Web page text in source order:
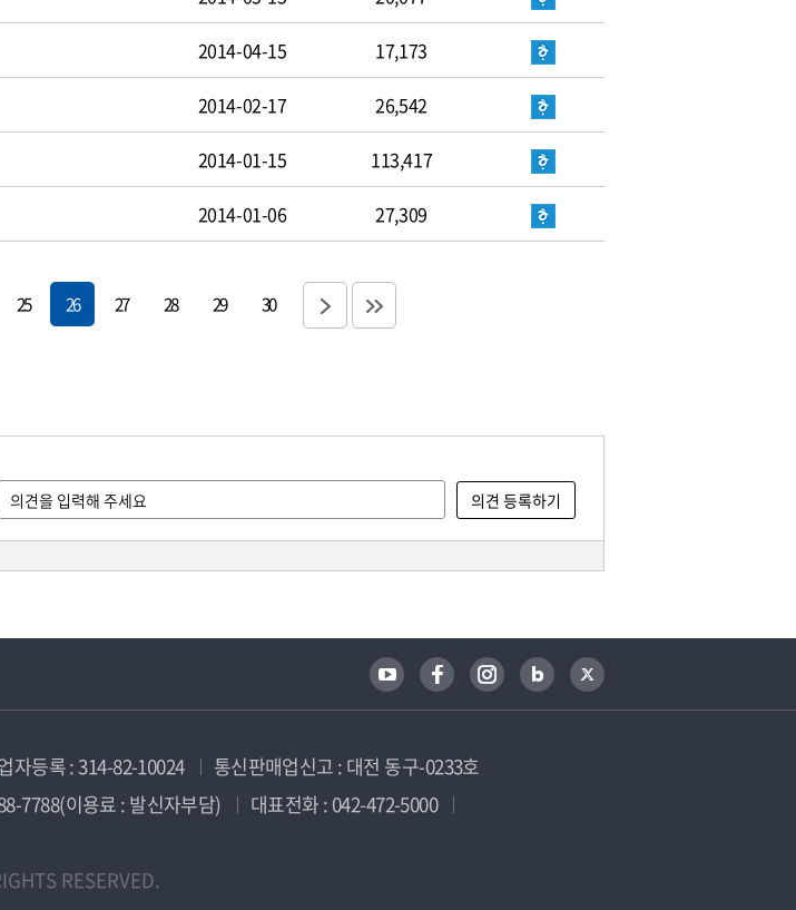
2014-04-15 17,173
2014-02-17 26,542
2014-01-15 113,417
2014-01-06 27,309
25 26 27 28 29 30
자등록 : 314-82-10024
통신판매업신고 : 대전 동구-0233호
7788(이용료 : 발신자부담)
대표전화 : 042-472-5000
RESERVED.